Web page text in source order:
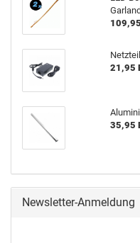
21,95
35,95
Newsletter-Anmeldung